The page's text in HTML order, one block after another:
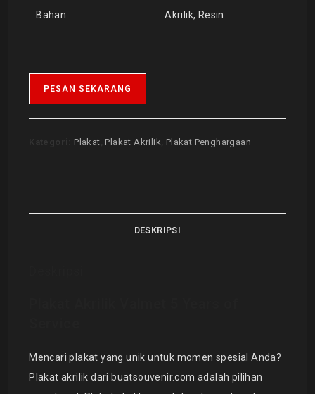
Bahan Akrilik, Resin
PESAN SEKARANG
Kategori:Plakat ,Plakat Akrilik Plakat Penghargaan
DESKRIPSI
Mencari plakat yang unik untuk momen spesial Anda?
Plakat akrilik dari buatsouvenir.com adalah pilihan